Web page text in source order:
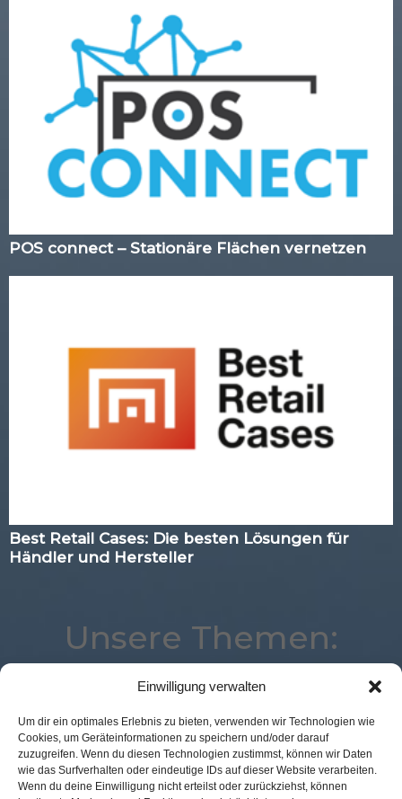
Einwilligung verwalten
Um dir ein optimales Erlebnis zu bieten, verwenden wir Technologien wie
Cookies, um Geräteinformationen zu speichern und/oder darauf
zuzugreifen. Wenn du diesen Technologien zustimmst, können wir Daten
wie das Surfverhalten oder eindeutige IDs auf dieser Website verarbeiten.
Wenn du deine Einwilligung nicht erteilst oder zurückziehst, können
POS connect – Stationäre Flächen vernetzen
Best Retail Cases: Die besten Lösungen für
Händler und Hersteller
Unsere Themen:
Mobile Digital Logistik
Expertenwissen
Best Retail Cases
Analytics Studie
POS Connect
Loyalty
eCommerce Augmented Reality
Corona
Commerce
Künstliche Intelligenz Voice